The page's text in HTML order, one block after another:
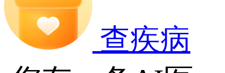
查疾病